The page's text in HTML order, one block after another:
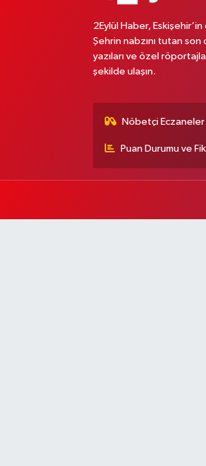
2Eylül Haber,
Şehrin nabzını tutan
yazıları ve özel
şekilde ulaşın.
Nöbetçi Eczaneler
Puan Durumu ve